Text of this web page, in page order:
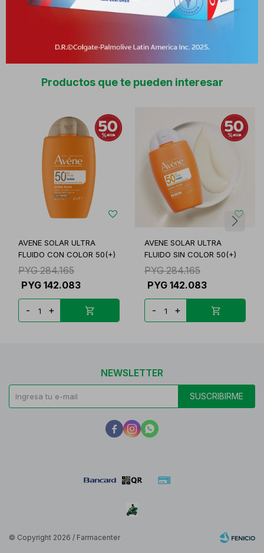
provitamina E antioxidante, Agua Termal de Avène calmante,
fórmula sin perfume y alta tolerancia pediátrica.
Productos que te pueden interesar
AVENE SOLAR ULTRA
FLUIDO CON COLOR 50(+)
PYG 284.165
PYG 142.083
- +
AVENE SOLAR ULTRA
FLUIDO SIN COLOR 50(+)
PYG 284.165
PYG 142.083
- +
NEWSLETTER
SUSCRIBIRME
  
© Copyright 2026 / Farmacenter